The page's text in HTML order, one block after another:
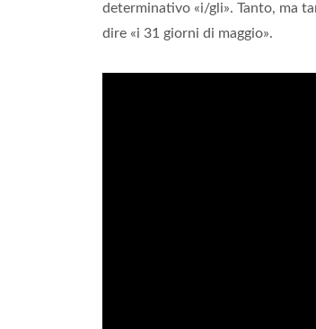
determinativo «i/gli». Tanto, ma
dire «i 31 giorni di maggio».